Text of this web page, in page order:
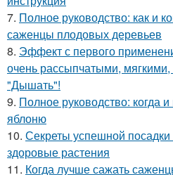
7. Полное руководство: как и
саженцы плодовых деревьев
8. Эффект с первого
очень рассыпчатыми,
"Дышать"!
9. Полное руководство: когда
яблоню
10. Секреты успешной
здоровые растения
11. Когда лучше сажать